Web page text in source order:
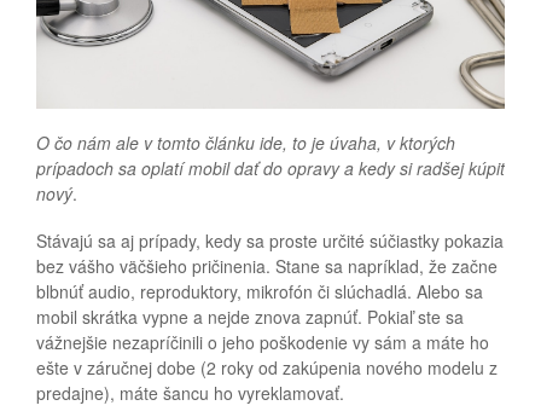
O čo nám ale v tomto článku ide, to je úvaha, v ktorých
prípadoch sa oplatí mobil dať do opravy a kedy si radšej kúpiť
nový.
Stávajú sa aj prípady, kedy sa proste určité súčiastky pokazia
bez vášho väčšieho pričinenia. Stane sa napríklad, že začne
blbnúť audio, reproduktory, mikrofón či slúchadlá. Alebo sa
mobil skrátka vypne a nejde znova zapnúť. Pokiaľ ste sa
vážnejšie nezapríčinili o jeho poškodenie vy sám a máte ho
ešte v záručnej dobe (2 roky od zakúpenia nového modelu z
predajne), máte šancu ho vyreklamovať.